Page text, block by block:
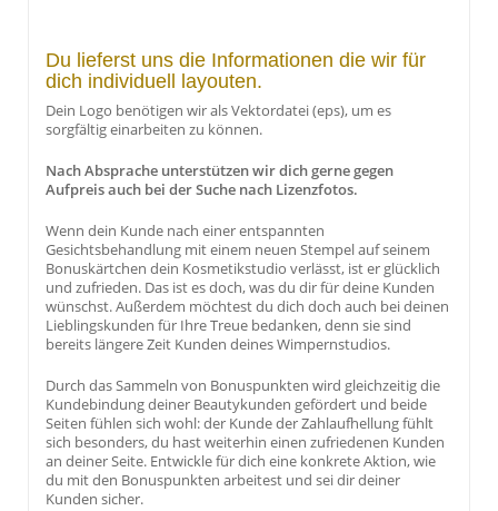
Du lieferst uns die Informationen die wir für
dich individuell layouten.
Dein Logo benötigen wir als Vektordatei (eps), um es
sorgfältig einarbeiten zu können.
Nach Absprache unterstützen wir dich gerne gegen
Aufpreis auch bei der Suche nach Lizenzfotos.
Wenn dein Kunde nach einer entspannten
Gesichtsbehandlung mit einem neuen Stempel auf seinem
Bonuskärtchen dein Kosmetikstudio verlässt, ist er glücklich
und zufrieden. Das ist es doch, was du dir für deine Kunden
wünschst. Außerdem möchtest du dich doch auch bei deinen
Lieblingskunden für Ihre Treue bedanken, denn sie sind
bereits längere Zeit Kunden deines Wimpernstudios.
Durch das Sammeln von Bonuspunkten wird gleichzeitig die
Kundebindung deiner Beautykunden gefördert und beide
Seiten fühlen sich wohl: der Kunde der Zahlaufhellung fühlt
sich besonders, du hast weiterhin einen zufriedenen Kunden
an deiner Seite. Entwickle für dich eine konkrete Aktion, wie
du mit den Bonuspunkten arbeitest und sei dir deiner
Kunden sicher.